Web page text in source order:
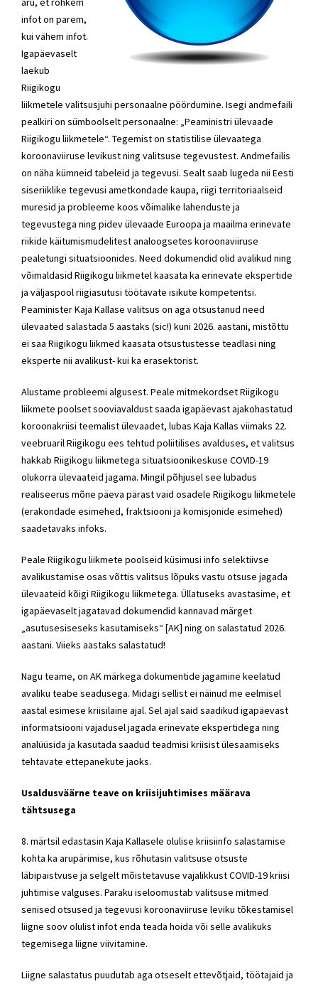
infot on parem,
kui vähem infot.
Igapäevaselt
laekub
Riigikogu
liikmetele valitsusjuhi personaalne pöördumine. Isegi andmefaili
pealkiri on sümboolselt personaalne: „Peaministri ülevaade
Riigikogu liikmetele“. Tegemist on statistilise ülevaatega
koroonaviiruse levikust ning valitsuse tegevustest. Andmefailis
on näha kümneid tabeleid ja tegevusi. Sealt saab lugeda nii Eesti
siseriiklike tegevusi ametkondade kaupa, riigi territoriaalseid
muresid ja probleeme koos võimalike lahenduste ja
tegevustega ning pidev ülevaade Euroopa ja maailma erinevate
riikide käitumismudelitest analoogsetes koroonaviiruse
pealetungi situatsioonides. Need dokumendid olid avalikud ning
võimaldasid Riigikogu liikmetel kaasata ka erinevate ekspertide
ja väljaspool riigiasutusi töötavate isikute kompetentsi.
Peaminister Kaja Kallase valitsus on aga otsustanud need
ülevaated salastada 5 aastaks (sic!) kuni 2026. aastani, mistõttu
ei saa Riigikogu liikmed kaasata otsustustesse teadlasi ning
eksperte nii avalikust- kui ka erasektorist.
Alustame probleemi algusest. Peale mitmekordset Riigikogu
liikmete poolset sooviavaldust saada igapäevast ajakohastatud
koroonakriisi teemalist ülevaadet, lubas Kaja Kallas viimaks 22.
veebruaril Riigikogu ees tehtud poliitilises avalduses, et valitsus
hakkab Riigikogu liikmetega situatsioonikeskuse COVID-19
olukorra ülevaateid jagama. Mingil põhjusel see lubadus
realiseerus mõne päeva pärast vaid osadele Riigikogu liikmetele
(erakondade esimehed, fraktsiooni ja komisjonide esimehed)
saadetavaks infoks.
Peale Riigikogu liikmete poolseid küsimusi info selektiivse
avalikustamise osas võttis valitsus lõpuks vastu otsuse jagada
ülevaateid kõigi Riigikogu liikmetega. Üllatuseks avastasime, et
igapäevaselt jagatavad dokumendid kannavad märget
„asutusesiseseks kasutamiseks“ [AK] ning on salastatud 2026.
aastani. Viieks aastaks salastatud!
Nagu teame, on AK märkega dokumentide jagamine keelatud
avaliku teabe seadusega. Midagi sellist ei näinud me eelmisel
aastal esimese kriisilaine ajal. Sel ajal said saadikud igapäevast
informatsiooni vajadusel jagada erinevate ekspertidega ning
analüüsida ja kasutada saadud teadmisi kriisist ülesaamiseks
tehtavate ettepanekute jaoks.
Usaldusväärne teave on kriisijuhtimises määrava
tähtsusega
8. märtsil edastasin Kaja Kallasele olulise kriisiinfo salastamise
kohta ka arupärimise, kus rõhutasin valitsuse otsuste
läbipaistvuse ja selgelt mõistetavuse vajalikkust COVID-19 kriisi
juhtimise valguses. Paraku iseloomustab valitsuse mitmed
senised otsused ja tegevusi koroonaviiruse leviku tõkestamisel
liigne soov olulist infot enda teada hoida või selle avalikuks
tegemisega liigne viivitamine.
Liigne salastatus puudutab aga otseselt ettevõtjaid, töötajaid ja